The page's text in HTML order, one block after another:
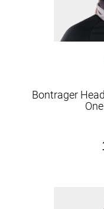
Bontrager